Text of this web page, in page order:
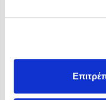
Ο Κώστας Κρομμύδας
Ο Κώστας Κρομμύδας
Ο Στέφανος Ξενάκης στη